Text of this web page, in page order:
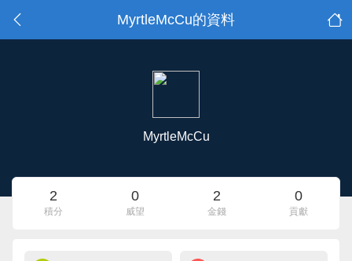
MyrtleMcCu的資料
MyrtleMcCu
2
積分
0
威望
2
金錢
0
貢獻